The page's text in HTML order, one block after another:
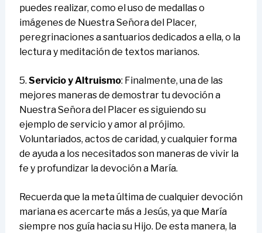
puedes realizar, como el uso de medallas o
imágenes de Nuestra Señora del Placer,
peregrinaciones a santuarios dedicados a ella, o la
lectura y meditación de textos marianos.
5. Servicio y Altruismo: Finalmente, una de las
mejores maneras de demostrar tu devoción a
Nuestra Señora del Placer es siguiendo su
ejemplo de servicio y amor al prójimo.
Voluntariados, actos de caridad, y cualquier forma
de ayuda a los necesitados son maneras de vivir la
fe y profundizar la devoción a María.
Recuerda que la meta última de cualquier devoción
mariana es acercarte más a Jesús, ya que María
siempre nos guía hacia su Hijo. De esta manera, la